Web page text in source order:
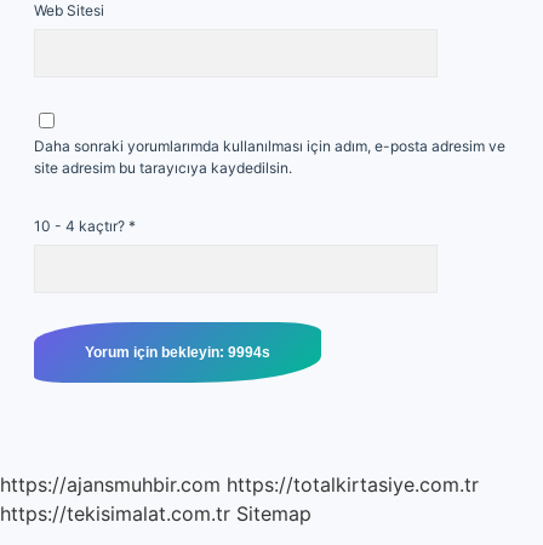
Web Sitesi
Daha sonraki yorumlarımda kullanılması için adım, e-posta adresim ve
site adresim bu tarayıcıya kaydedilsin.
10 - 4 kaçtır? *
https://ajansmuhbir.com https://totalkirtasiye.com.tr
https://tekisimalat.com.tr Sitemap